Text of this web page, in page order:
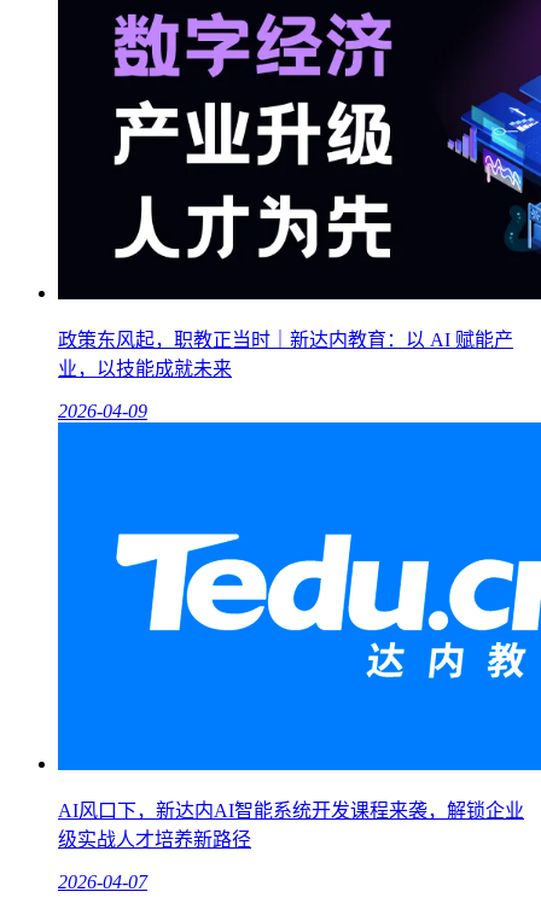
政策东风起，职教正当时｜新达内教育：以 AI 赋能产
业，以技能成就未来
2026-04-09
AI风口下，新达内AI智能系统开发课程来袭，解锁企业
级实战人才培养新路径
2026-04-07